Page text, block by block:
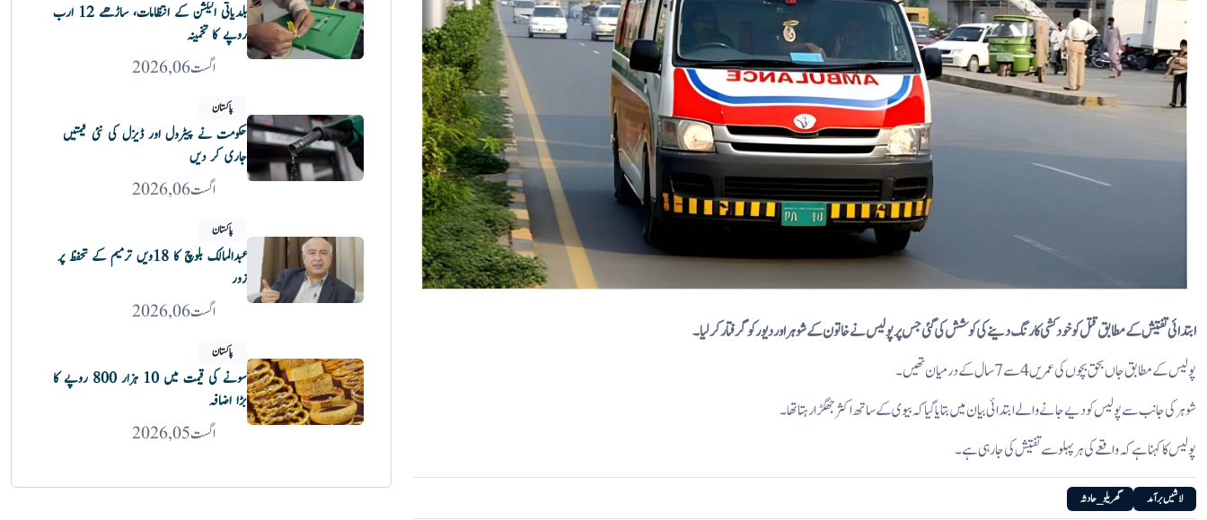
ابتدائی تفتیش کے مطابق قتل کو خودکشی کا رنگ دینے کی کوشش کی گئی جس پر پولیس نے خاتون کے شوہر اور دیور کو گرفتار کر لیا۔
پولیس کے مطابق جاں بحق بچوں کی عمریں 4 سے 7سال کے درمیان تھیں۔
شوہر کی جانب سے پولیس کو دیے جانے والے ابتدائی بیان میں بتایا گیا کہ بیوی کے ساتھ اکثرجھگڑا رہتا تھا۔
پولیس کا کہنا ہے کہ واقعے کی ہر پہلو سے تفتیش کی جارہی ہے۔
لاشیں برآمد گھریلو_حادثہ
بلدیاتی الیکشن کے انتظامات، ساڑھے 12 ارب
روپے کا تخمینہ
اگست 06, 2026
پاکستان
حکومت نے پیٹرول اور ڈیزل کی نئی قیمتیں
جاری کر دیں
اگست 06, 2026
پاکستان
عبدالمالک بلوچ کا 18ویں ترمیم کے تحفظ پر
زور
اگست 06, 2026
پاکستان
سونے کی قیمت میں 10 ہزار 800 روپے کا
بڑا اضافہ
اگست 05, 2026